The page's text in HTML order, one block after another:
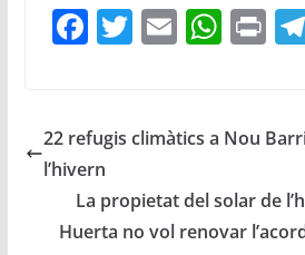
F
e
b
o
o
T
er
E
l
W
s
p
p
Pr
22 refugis climàtics a Nou
l’hivern
La propietat del solar de
Huerta no vol renovar